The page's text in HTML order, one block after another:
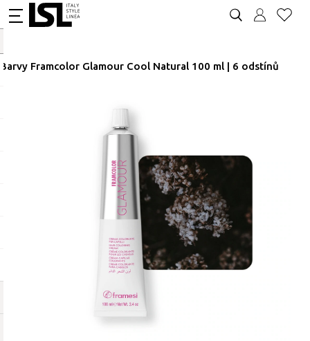
Barvy Framcolor Glamour Cool Natural 100 ml | 6 odstínů